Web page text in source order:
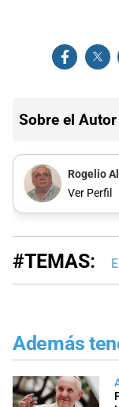
Sobre el Autor
Rogelio
Ver Perfil
#TEMAS:
Además